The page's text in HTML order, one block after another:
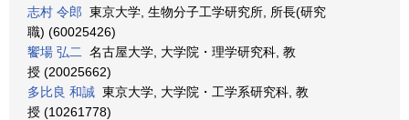
志村 令郎 東京大学, 生物分子工学研究所, 所長(研究
職) (60025426)
饗場 弘二
名古屋大学, 大学院・理学研究科, 教
授 (20025662)
多比良 和誠 東京大学, 大学院・工学系研究科, 教
授 (10261778)